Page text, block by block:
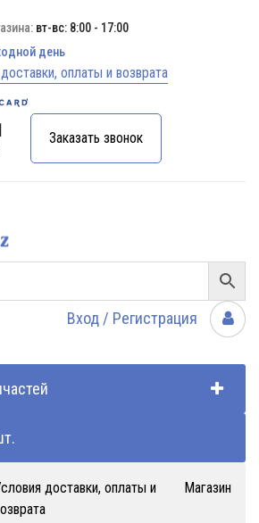
вт-вс: 8:00 - 17:00
день
оплаты и возврата
Заказать звонок
Вход / Регистрация
доставки, оплаты и
Магазин